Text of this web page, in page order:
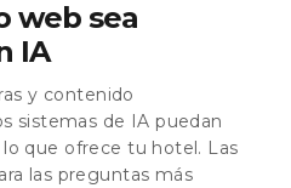
web sea
IA
y contenido
sistemas de IA puedan
que ofrece tu hotel. Las
las preguntas más